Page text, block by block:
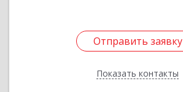
Отправить заявку
Показать контакты
Отправить заявку
Назад